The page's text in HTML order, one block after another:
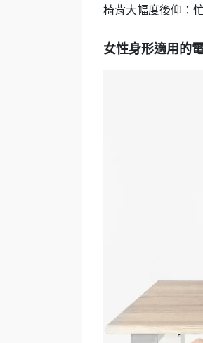
椅背大幅度後仰：
女性身形適用的